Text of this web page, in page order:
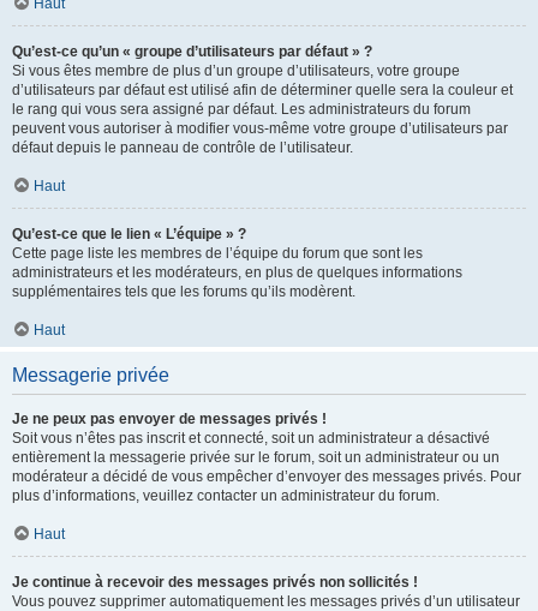
Haut
Qu’est-ce qu’un « groupe d’utilisateurs par défaut » ?
Si vous êtes membre de plus d’un groupe d’utilisateurs, votre groupe
d’utilisateurs par défaut est utilisé afin de déterminer quelle sera la couleur et
le rang qui vous sera assigné par défaut. Les administrateurs du forum
peuvent vous autoriser à modifier vous-même votre groupe d’utilisateurs par
défaut depuis le panneau de contrôle de l’utilisateur.
Haut
Qu’est-ce que le lien « L’équipe » ?
Cette page liste les membres de l’équipe du forum que sont les
administrateurs et les modérateurs, en plus de quelques informations
supplémentaires tels que les forums qu’ils modèrent.
Haut
Messagerie privée
Je ne peux pas envoyer de messages privés !
Soit vous n’êtes pas inscrit et connecté, soit un administrateur a désactivé
entièrement la messagerie privée sur le forum, soit un administrateur ou un
modérateur a décidé de vous empêcher d’envoyer des messages privés. Pour
plus d’informations, veuillez contacter un administrateur du forum.
Haut
Je continue à recevoir des messages privés non sollicités !
Vous pouvez supprimer automatiquement les messages privés d’un utilisateur